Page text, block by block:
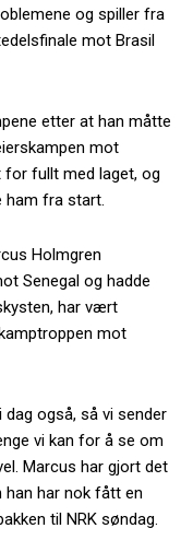
og spiller fra
mot Brasil
etter at han måtte
mot
for fullt med laget, og
ham fra start.
Holmgren
Senegal og hadde
har vært
mot
også, så vi sender
vi kan for å se om
Marcus har gjort det
han har nok fått en
til NRK søndag.